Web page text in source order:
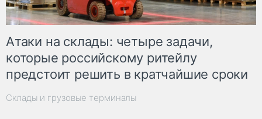
Атаки на склады: четыре задачи,
которые российскому ритейлу
предстоит решить в кратчайшие сроки
Склады и грузовые терминалы